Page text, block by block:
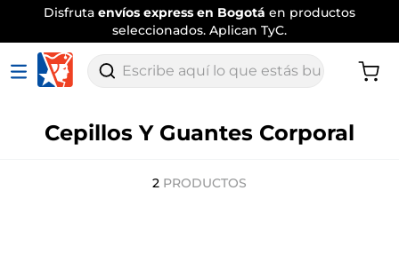
Disfruta envíos express en Bogotá en productos
seleccionados. Aplican TyC.
Escribe aquí lo que estás buscando
Cepillos Y Guantes Corporal
2 PRODUCTOS